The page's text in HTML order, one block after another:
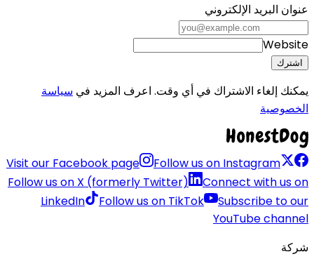
عنوان البريد الإلكتروني
Website
اشترك
يمكنك إلغاء الاشتراك في أي وقت. اعرف المزيد في سياسة
الخصوصية
Visit our Facebook page
Follow us on Instagram
Follow us on X (formerly Twitter)
Connect with us on
LinkedIn
Follow us on TikTok
Subscribe to our
YouTube channel
شركة